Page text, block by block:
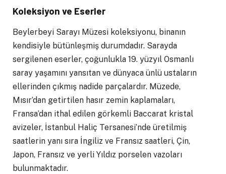
Koleksiyon ve Eserler
Beylerbeyi Sarayı Müzesi koleksiyonu, binanın
kendisiyle bütünleşmiş durumdadır. Sarayda
sergilenen eserler, çoğunlukla 19. yüzyıl Osmanlı
saray yaşamını yansıtan ve dünyaca ünlü ustaların
ellerinden çıkmış nadide parçalardır. Müzede,
Mısır’dan getirtilen hasır zemin kaplamaları,
Fransa’dan ithal edilen görkemli Baccarat kristal
avizeler, İstanbul Haliç Tersanesi’nde üretilmiş
saatlerin yanı sıra İngiliz ve Fransız saatleri, Çin,
Japon, Fransız ve yerli Yıldız porselen vazoları
bulunmaktadır.